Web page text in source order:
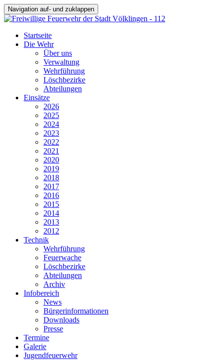
Navigation auf- und zuklappen
Startseite
Die Wehr
Über uns
Verwaltung
Wehrführung
Löschbezirke
Abteilungen
Einsätze
2026
2025
2024
2023
2022
2021
2020
2019
2018
2017
2016
2015
2014
2013
2012
Technik
Wehrführung
Feuerwache
Löschbezirke
Abteilungen
Archiv
Infobereich
News
Bürgerinformationen
Downloads
Presse
Termine
Galerie
Jugendfeuerwehr